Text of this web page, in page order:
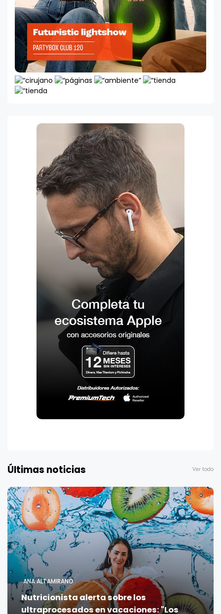
Últimas noticias Ver todo
ANA ALTAMIRANO
Nutricionista alerta sobre los
ultraprocesados en vacaciones: "Los